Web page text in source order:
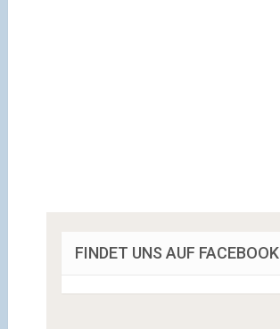
FINDET UNS AUF FACEBOOK